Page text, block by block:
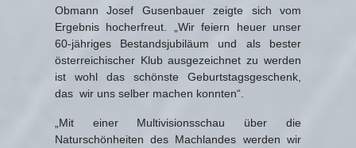
Obmann Josef Gusenbauer zeigte sich vom
Ergebnis hocherfreut. „Wir feiern heuer unser
60-jähriges Bestandsjubiläum und als bester
österreichischer Klub ausgezeichnet zu werden
ist wohl das schönste Geburtstagsgeschenk,
das wir uns selber machen konnten“.
„Mit einer Multivisionsschau über die
Naturschönheiten des Machlandes werden wir